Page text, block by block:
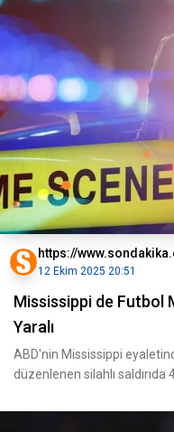
https://
12 Ekim 2025 20:51
Mississippi de Futbol
Yaralı
ABD'nin Mississippi
düzenlenen silahlı saldırıda